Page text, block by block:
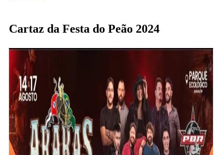
Cartaz da Festa do Peão 2024